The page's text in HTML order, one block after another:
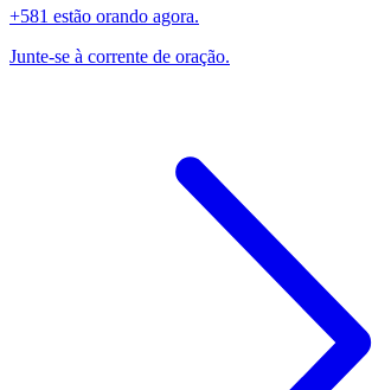
+581 estão orando agora.
Junte-se à corrente de oração.